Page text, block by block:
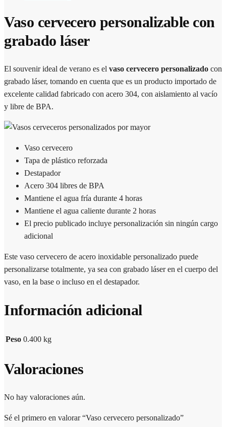
Vaso cervecero personalizable con
grabado láser
El souvenir ideal de verano es el vaso cervecero personalizado con
grabado láser, tomando en cuenta que es un producto importado de
excelente calidad fabricado con acero 304, con aislamiento al vacío
y libre de BPA.
Vaso cervecero
Tapa de plástico reforzada
Destapador
Acero 304 libres de BPA
Mantiene el agua fría durante 4 horas
Mantiene el agua caliente durante 2 horas
El precio publicado incluye personalización sin ningún cargo
adicional
Este vaso cervecero de acero inoxidable personalizado puede
personalizarse totalmente, ya sea con grabado láser en el cuerpo del
vaso, en la base o incluso en el destapador.
Información adicional
Peso 0.400 kg
Valoraciones
No hay valoraciones aún.
Sé el primero en valorar “Vaso cervecero personalizado”